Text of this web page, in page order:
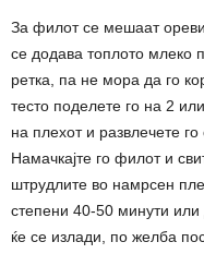
За филот се мешаат
се додава топлото млеко
ретка, па не мора да го
тесто поделете го на 2
на плехот и развлечете
Намачкајте го филот и
штрудлите во намрсен
степени 40-50 минути
ќе се излади, по желба